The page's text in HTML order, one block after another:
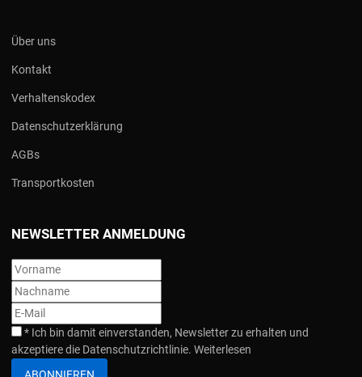
Über uns
Kontakt
Verhaltenskodex
Datenschutzerklärung
AGBs
Transportkosten
NEWSLETTER ANMELDUNG
* Ich bin damit einverstanden, Newsletter zu erhalten und
akzeptiere die Datenschutzrichtlinie. Weiterlesen